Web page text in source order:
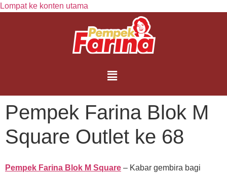
Lompat ke konten utama
Pempek Farina Blok M
Square Outlet ke 68
Pempek Farina Blok M Square – Kabar gembira bagi